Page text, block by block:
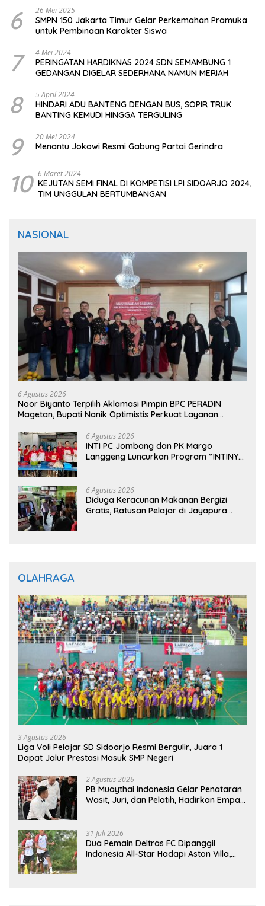
6 26 Mei 2025
SMPN 150 Jakarta Timur Gelar Perkemahan Pramuka
untuk Pembinaan Karakter Siswa
7 4 Mei 2024
PERINGATAN HARDIKNAS 2024 SDN SEMAMBUNG 1
GEDANGAN DIGELAR SEDERHANA NAMUN MERIAH
8 5 April 2024
HINDARI ADU BANTENG DENGAN BUS, SOPIR TRUK
BANTING KEMUDI HINGGA TERGULING
9 20 Mei 2024
Menantu Jokowi Resmi Gabung Partai Gerindra
10 6 Maret 2024
KEJUTAN SEMI FINAL DI KOMPETISI LPI SIDOARJO 2024,
TIM UNGGULAN BERTUMBANGAN
NASIONAL
6 Agustus 2026
Noor Biyanto Terpilih Aklamasi Pimpin BPC PERADIN
Magetan, Bupati Nanik Optimistis Perkuat Layanan
6 Agustus 2026
INTI PC Jombang dan PK Margo
Langgeng Luncurkan Program “INTINYA
6 Agustus 2026
Diduga Keracunan Makanan Bergizi
Gratis, Ratusan Pelajar di Jayapura
OLAHRAGA
3 Agustus 2026
Liga Voli Pelajar SD Sidoarjo Resmi Bergulir, Juara 1
Dapat Jalur Prestasi Masuk SMP Negeri
2 Agustus 2026
PB Muaythai Indonesia Gelar Penataran
Wasit, Juri, dan Pelatih, Hadirkan Empat
31 Juli 2026
Dua Pemain Deltras FC Dipanggil
Indonesia All-Star Hadapi Aston Villa,